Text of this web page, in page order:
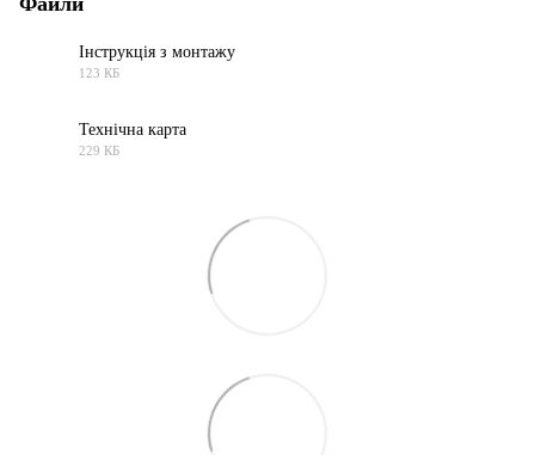
Інструкція з монтажу
123 КБ
Технічна карта
229 КБ